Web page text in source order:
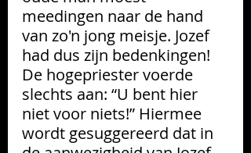
meedingen naar de hand
van zo'n jong meisje. Jozef
had dus zijn bedenkingen!
De hogepriester voerde
slechts aan: “U bent hier
niet voor niets!” Hiermee
wordt gesuggereerd dat in